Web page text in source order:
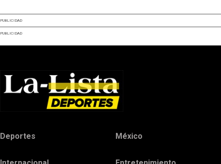
PUBLICIDAD
PUBLICIDAD
Deportes México